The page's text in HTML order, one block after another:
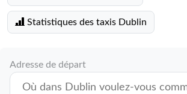
Statistiques des taxis Dublin
Adresse de départ